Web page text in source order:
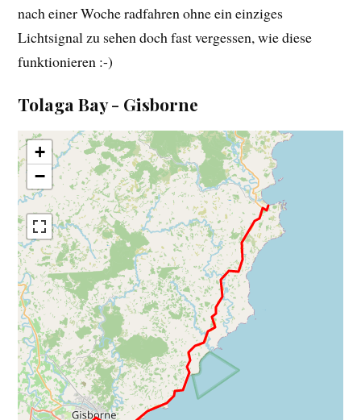
nach einer Woche radfahren ohne ein einziges
Lichtsignal zu sehen doch fast vergessen, wie diese
funktionieren :-)
Tolaga Bay - Gisborne
+
−